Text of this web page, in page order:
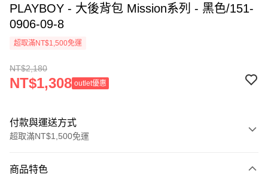
PLAYBOY - 大後背包 Mission系列 - 黑色/151-
0906-09-8
超取滿NT$1,500免運
NT$2,180
NT$1,308 outlet優惠
付款與運送方式
超取滿NT$1,500免運
信用卡一次付款
商品特色